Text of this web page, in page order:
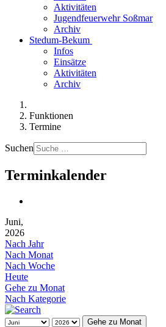
Aktivitäten
Jugendfeuerwehr Soßmar
Archiv
Stedum-Bekum
Infos
Einsätze
Aktivitäten
Archiv
Funktionen
Termine
Suchen
Terminkalender
Juni,
2026
Nach Jahr
Nach Monat
Nach Woche
Heute
Gehe zu Monat
Nach Kategorie
Gehe zu Monat